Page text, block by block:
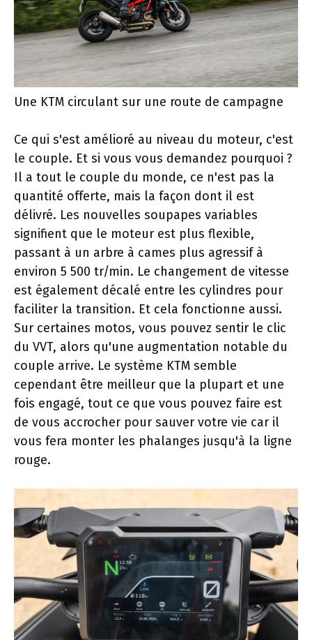
Une KTM circulant sur une route de campagne
Ce qui s'est amélioré au niveau du moteur, c'est
le couple. Et si vous vous demandez pourquoi ?
Il a tout le couple du monde, ce n'est pas la
quantité offerte, mais la façon dont il est
délivré. Les nouvelles soupapes variables
signifient que le moteur est plus flexible,
passant à un arbre à cames plus agressif à
environ 5 500 tr/min. Le changement de vitesse
est également décalé entre les cylindres pour
faciliter la transition. Et cela fonctionne aussi.
Sur certaines motos, vous pouvez sentir le clic
du VVT, alors qu'une augmentation notable du
couple arrive. Le système KTM semble
cependant être meilleur que la plupart et une
fois engagé, tout ce que vous pouvez faire est
de vous accrocher pour sauver votre vie car il
vous fera monter les phalanges jusqu'à la ligne
rouge.